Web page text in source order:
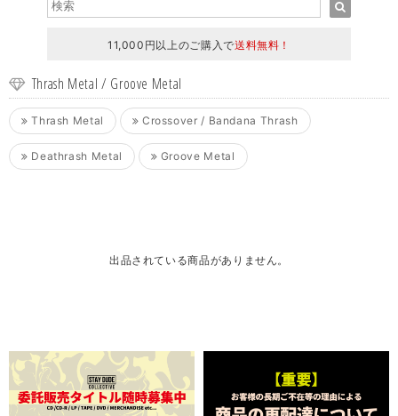
11,000円以上のご購入で送料無料！
Thrash Metal / Groove Metal
Thrash Metal Crossover / Bandana Thrash
Deathrash Metal Groove Metal
出品されている商品がありません。